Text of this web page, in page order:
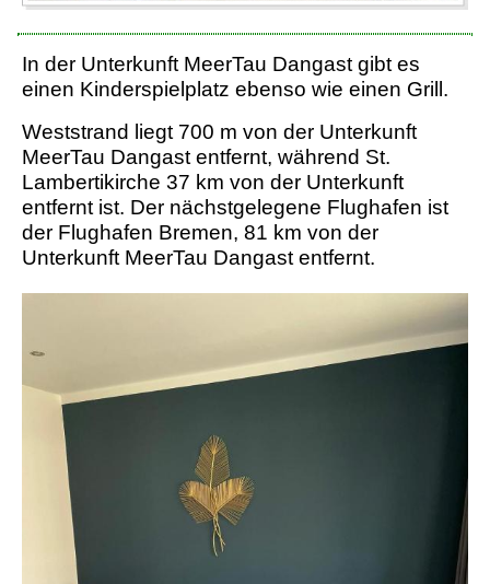
In der Unterkunft MeerTau Dangast gibt es
einen Kinderspielplatz ebenso wie einen Grill.
Weststrand liegt 700 m von der Unterkunft
MeerTau Dangast entfernt, während St.
Lambertikirche 37 km von der Unterkunft
entfernt ist. Der nächstgelegene Flughafen ist
der Flughafen Bremen, 81 km von der
Unterkunft MeerTau Dangast entfernt.